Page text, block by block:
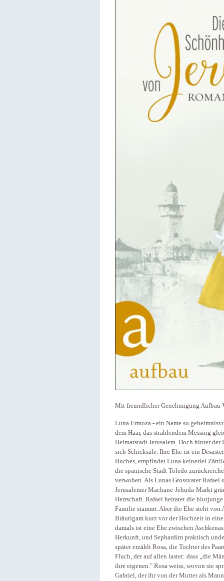
Mit freundlicher Genehmigung Aufbau
Luna Ermoza - ein Name so
dem Haar, das strahlendem Messing
Heimatstadt Jerusalem. Doch hinter der
sich Schicksale. Ihre Ehe ist ein
Buches, empfindet Luna keinerlei
die spanische Stadt Toledo
verwoben. Als Lunas Grossvater Rafael
Jerusalemer Machane-Jehuda-Markt
Herrschaft. Rafael heiratet die
Familie stammt. Aber die Ehe steht von
Bräutigam kurz vor der Hochzeit in
damals ist eine Ehe zwischen
Herkunft, und Sephardim praktisch
später erzählt Rosa, die Tochter des
Fluch, der auf allen lastet: dass „die
ihre eigenen." Rosa weiss, wovon sie
Gabriel, der ihr von der Mutter als